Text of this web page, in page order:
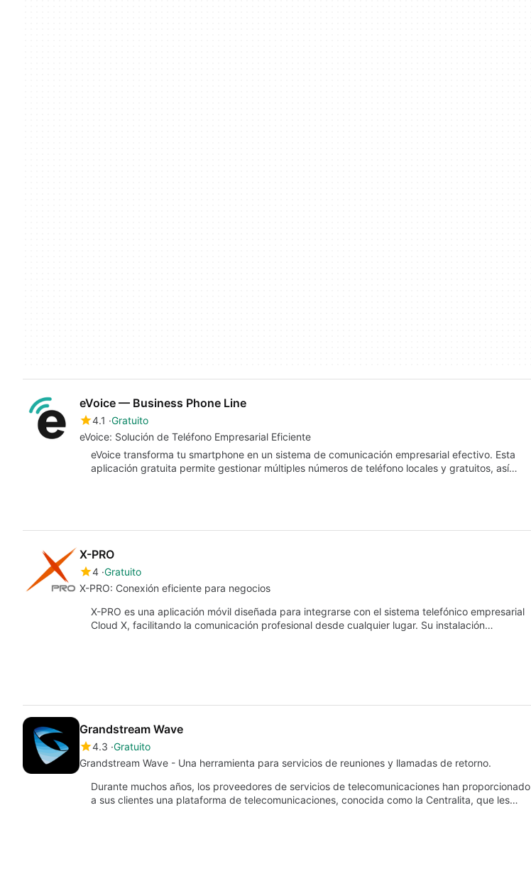
eVoice — Business Phone Line
4.1 Gratuito
eVoice: Solución de Teléfono Empresarial Eficiente
eVoice transforma tu smartphone en un sistema de comunicación empresarial efectivo. Esta
aplicación gratuita permite gestionar múltiples números de teléfono locales y gratuitos, así…
X-PRO
4 Gratuito
X-PRO: Conexión eficiente para negocios
X-PRO es una aplicación móvil diseñada para integrarse con el sistema telefónico empresarial
Cloud X, facilitando la comunicación profesional desde cualquier lugar. Su instalación…
Grandstream Wave
4.3 Gratuito
Grandstream Wave - Una herramienta para servicios de reuniones y llamadas de retorno.
Durante muchos años, los proveedores de servicios de telecomunicaciones han proporcionado
a sus clientes una plataforma de telecomunicaciones, conocida como la Centralita, que les…